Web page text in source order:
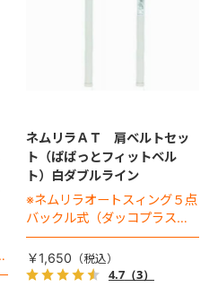
ネムリラＡＴ 肩ベルトセッ
ト（ぱぱっとフィットベル
ト）白ダブルライン
※ネムリラオートスィング５点
バックル式（ダッコプラスを
除く）適応
￥1,650
4.7（3）